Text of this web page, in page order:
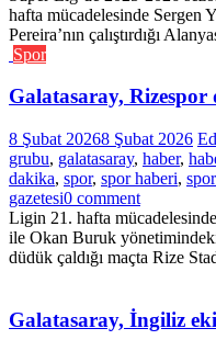
hafta mücadelesinde Sergen
Pereira’nın çalıştırdığı
Spor
Galatasaray, Rizespor
8 Şubat 20268 Şubat 2026
grubu, galatasaray, haber,
dakika, spor, spor haberi,
gazetesi0 comment
Ligin 21. hafta mücadelesinde
ile Okan Buruk
düdük çaldığı maçta Rize
Galatasaray, İngiliz